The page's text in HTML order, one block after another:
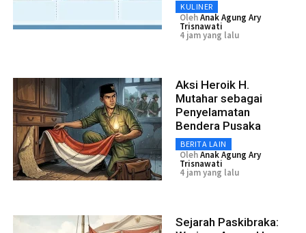
KULINER
OlehAnak Agung Ary
Trisnawati
4 jam yang lalu
Aksi Heroik H.
Mutahar sebagai
Penyelamatan
Bendera Pusaka
BERITA LAIN
OlehAnak Agung Ary
Trisnawati
4 jam yang lalu
Sejarah Paskibraka: